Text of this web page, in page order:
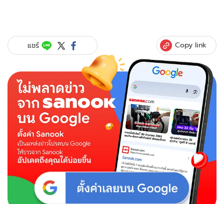
แชร์ Copy link